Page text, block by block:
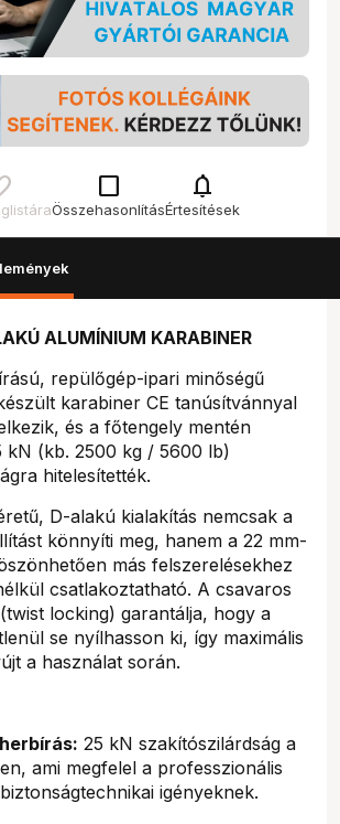
check_box_outline_blank
Összehasonlítás
notifications
Értesítések
ALUMÍNIUM KARABINER
repülőgép-ipari minőségű
karabiner CE tanúsítvánnyal
és a főtengely mentén
kN (kb. 2500 kg / 5600 lb)
hitelesítették.
D-alakú kialakítás nemcsak a
könnyíti meg, hanem a 22 mm-
más felszerelésekhez
csatlakoztatható. A csavaros
locking) garantálja, hogy a
se nyílhasson ki, így maximális
a használat során.
25 kN szakítószilárdság a
ami megfelel a professzionális
igényeknek.